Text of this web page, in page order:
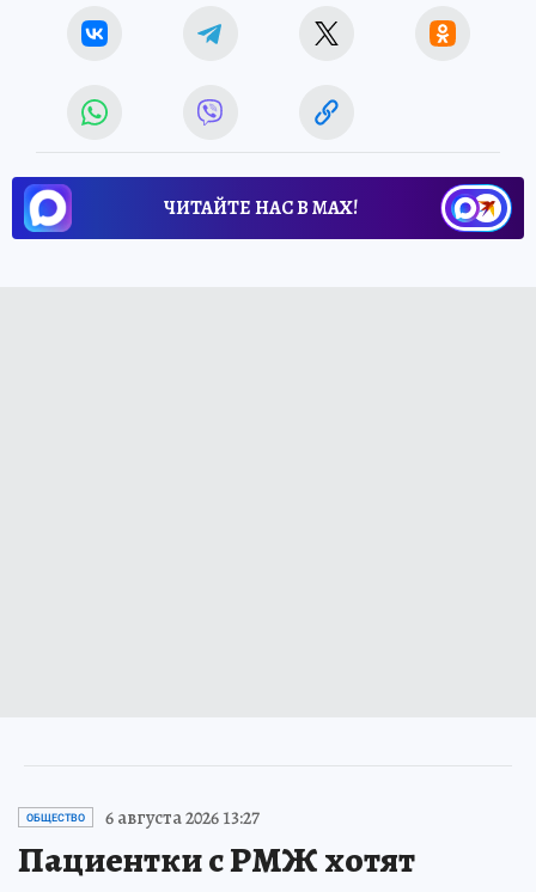
ЧИТАЙТЕ НАС В МАХ!
ОБЩЕСТВО 6 августа 2026 13:27
Пациентки с РМЖ хотят